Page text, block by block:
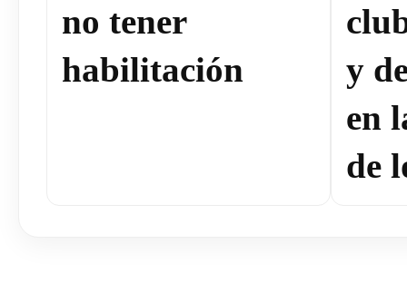
no tener
habilitación
y
en
de